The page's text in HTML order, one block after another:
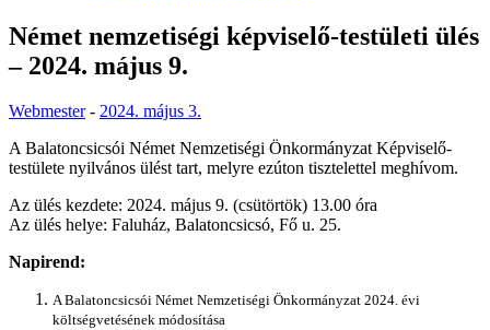
Német nemzetiségi képviselő-testületi ülés
– 2024. május 9.
Webmester- 2024. május 3.
A Balatoncsicsói Német Nemzetiségi Önkormányzat Képviselő-
testülete nyilvános ülést tart, melyre ezúton tisztelettel meghívom.
Az ülés kezdete: 2024. május 9. (csütörtök) 13.00 óra
Az ülés helye: Faluház, Balatoncsicsó, Fő u. 25.
Napirend:
A Balatoncsicsói Német Nemzetiségi Önkormányzat 2024. évi
költségvetésének módosítása